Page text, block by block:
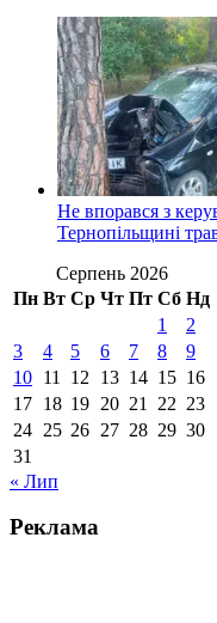
Не впорався з
Тернопільщині
Серпень 2026
Пн Вт Ср Чт Пт Сб Нд
1
2
3
4 5 6 7 8
9
10 11 12 13 14 15 16
17 18 19 20 21 22 23
24 25 26 27 28 29 30
31
« Лип
Реклама